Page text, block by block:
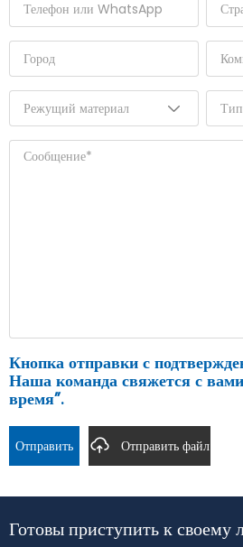
Кнопка отправки с
Наша команда свяжется с
время”.
Отправить Отправить файл
Готовы приступить к своему